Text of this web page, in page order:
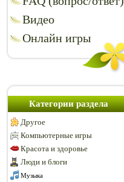
Видео
Онлайн игры
Категории раздела
Другое
Компьютерные игры
Красота и здоровье
Люди и блоги
Музыка